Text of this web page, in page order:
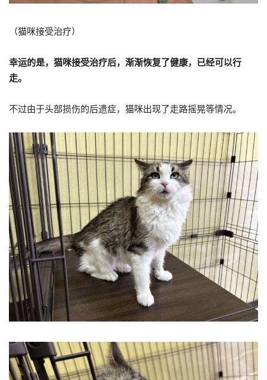
（猫咪接受治疗）
幸运的是，猫咪接受治疗后，渐渐恢复了健康，已经可以行
走。
不过由于头部损伤的后遗症，猫咪出现了走路摇晃等情况。